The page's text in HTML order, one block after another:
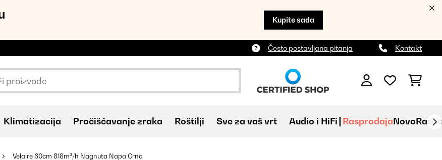
Kupite sada
Često postavljana pitanja Kontakt
Klimatizacija Pročišćavanje zraka Roštilji Sve za vaš vrt Audio i HiFi RasprodajaNovo
Velaire 60cm 818m³/h Nagnuta Napa Crna